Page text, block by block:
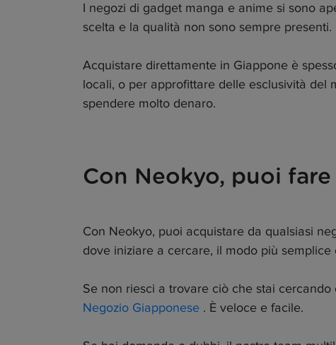
I negozi di gadget manga e anime si sono
scelta e la qualità non sono sempre presenti.
Acquistare direttamente in Giappone è
locali, o per approfittare delle esclusività del
spendere molto denaro.
Con Neokyo, puoi
Con Neokyo, puoi acquistare da qualsiasi
dove iniziare a cercare, il modo più semplice
Se non riesci a trovare ciò che stai
Negozio Giapponese . È veloce e facile.